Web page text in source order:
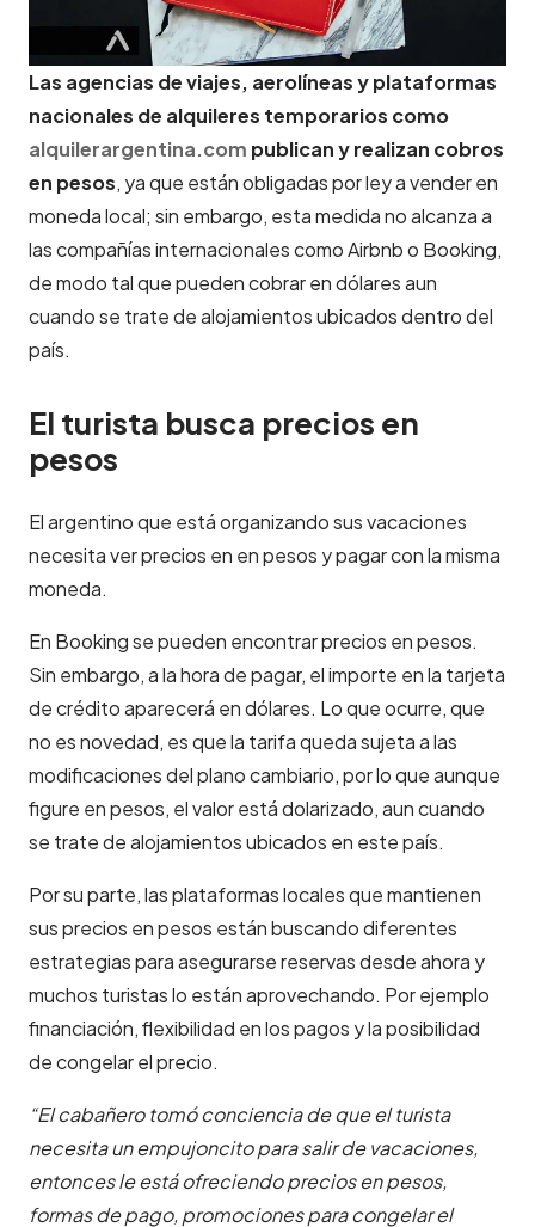
Las agencias de viajes, aerolíneas y plataformas
nacionales de alquileres temporarios como
alquilerargentina.com publican y realizan cobros
en pesos, ya que están obligadas por ley a vender en
moneda local; sin embargo, esta medida no alcanza a
las compañías internacionales como Airbnb o Booking,
de modo tal que pueden cobrar en dólares aun
cuando se trate de alojamientos ubicados dentro del
país.
El turista busca precios en
pesos
El argentino que está organizando sus vacaciones
necesita ver precios en en pesos y pagar con la misma
moneda.
En Booking se pueden encontrar precios en pesos.
Sin embargo, a la hora de pagar, el importe en la tarjeta
de crédito aparecerá en dólares. Lo que ocurre, que
no es novedad, es que la tarifa queda sujeta a las
modificaciones del plano cambiario, por lo que aunque
figure en pesos, el valor está dolarizado, aun cuando
se trate de alojamientos ubicados en este país.
Por su parte, las plataformas locales que mantienen
sus precios en pesos están buscando diferentes
estrategias para asegurarse reservas desde ahora y
muchos turistas lo están aprovechando. Por ejemplo
financiación, flexibilidad en los pagos y la posibilidad
de congelar el precio.
“El cabañero tomó conciencia de que el turista
necesita un empujoncito para salir de vacaciones,
entonces le está ofreciendo precios en pesos,
formas de pago, promociones para congelar el